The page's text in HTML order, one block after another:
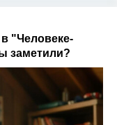
"Человеке-
заметили?